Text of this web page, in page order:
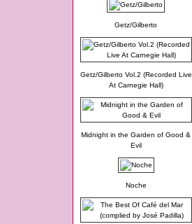
Getz/Gilberto
Getz/Gilberto Vol.2 (Recorded Live
At Carnegie Hall)
Midnight in the Garden of Good &
Evil
Noche